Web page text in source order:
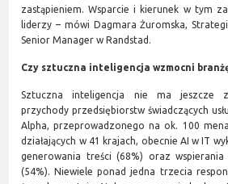
zastąpieniem. Wsparcie i kierunek w tym
liderzy – mówi Dagmara Żuromska,
Senior Manager w Randstad.
Czy sztuczna inteligencja wzmocni
Sztuczna inteligencja nie ma jeszcze
przychody przedsiębiorstw świadczących
Alpha, przeprowadzonego na ok. 100
działających w 41 krajach, obecnie AI w IT
generowania treści (68%) oraz
(54%). Niewiele ponad jedna trzecia